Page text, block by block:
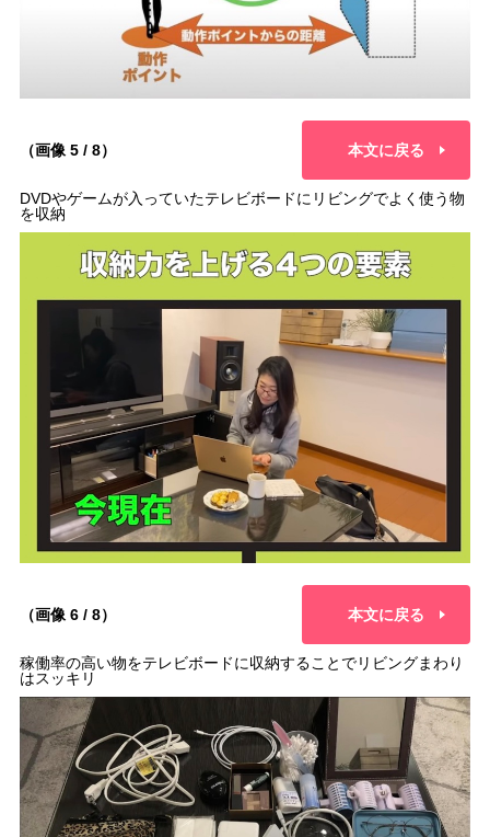
（画像 5 / 8） 本文に戻る
DVDやゲームが入っていたテレビボードにリビングでよく使う物
を収納
（画像 6 / 8） 本文に戻る
稼働率の高い物をテレビボードに収納することでリビングまわり
はスッキリ